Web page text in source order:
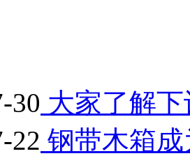
30 大家了解
22 钢带木箱